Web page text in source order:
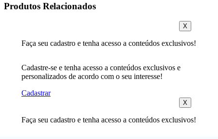
Produtos Relacionados
X
Faça seu cadastro e tenha acesso a conteúdos exclusivos!
Cadastre-se e tenha acesso a conteúdos exclusivos e
personalizados de acordo com o seu interesse!
Cadastrar
X
Faça seu cadastro e tenha acesso a conteúdos exclusivos!